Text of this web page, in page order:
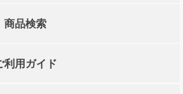
商品検索
利用ガイド